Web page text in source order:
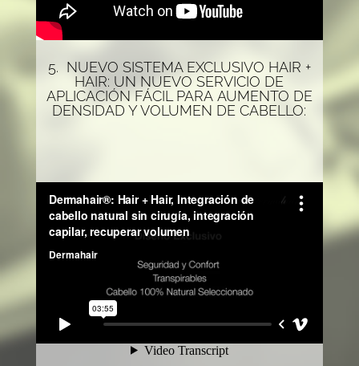
5. NUEVO SISTEMA EXCLUSIVO HAIR +
HAIR: UN NUEVO SERVICIO DE
APLICACIÓN FÁCIL PARA AUMENTO DE
DENSIDAD Y VOLUMEN DE CABELLO: